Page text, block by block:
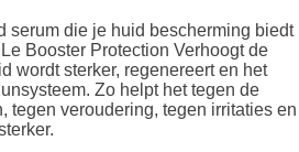
serum die je huid bescherming biedt
Booster Protection Verhoogt de
wordt sterker, regenereert en het
Zo helpt het tegen de
tegen veroudering, tegen irritaties en